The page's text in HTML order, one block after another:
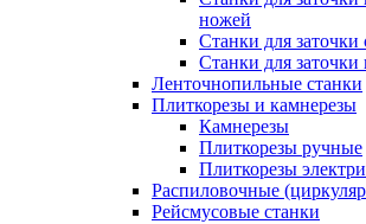
ножей
Станки для заточки
Станки для заточки
Ленточнопильные станки
Плиткорезы и камнерезы
Камнерезы
Плиткорезы ручные
Плиткорезы
Распиловочные
Рейсмусовые станки